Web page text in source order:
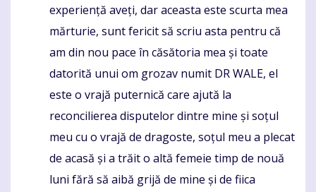
experiență aveți, dar aceasta este scurta mea
mărturie, sunt fericit să scriu asta pentru că
am din nou pace în căsătoria mea și toate
datorită unui om grozav numit DR WALE, el
este o vrajă puternică care ajută la
reconcilierea disputelor dintre mine și soțul
meu cu o vrajă de dragoste, soțul meu a plecat
de acasă și a trăit o altă femeie timp de nouă
luni fără să aibă grijă de mine și de fiica